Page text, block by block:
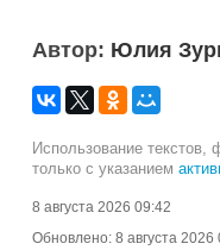
Автор: Юлия
Использование текстов,
только с указанием
8 августа 2026 09:42
Обновлено: 8 августа 2026